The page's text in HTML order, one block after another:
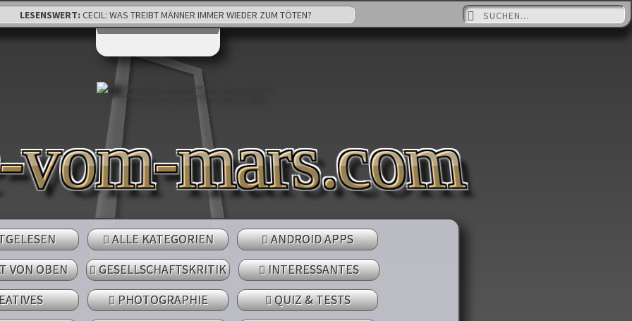
Suche nach:
LESENSWERT: CECIL: WAS TREIBT MÄNNER IMMER WIEDER ZUM TÖTEN?
vom-mars.com
ALLE KATEGORIEN
ANDROID APPS
VON OBEN
GESELLSCHAFTSKRITIK
INTERESSANTES
PHOTOGRAPHIE
QUIZ & TESTS